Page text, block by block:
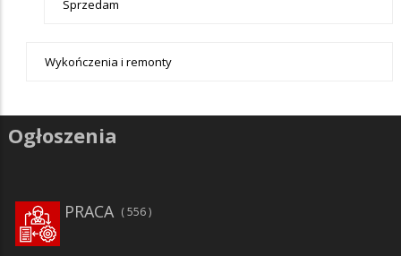
Sprzedam
Wykończenia i remonty
Ogłoszenia
PRACA 556